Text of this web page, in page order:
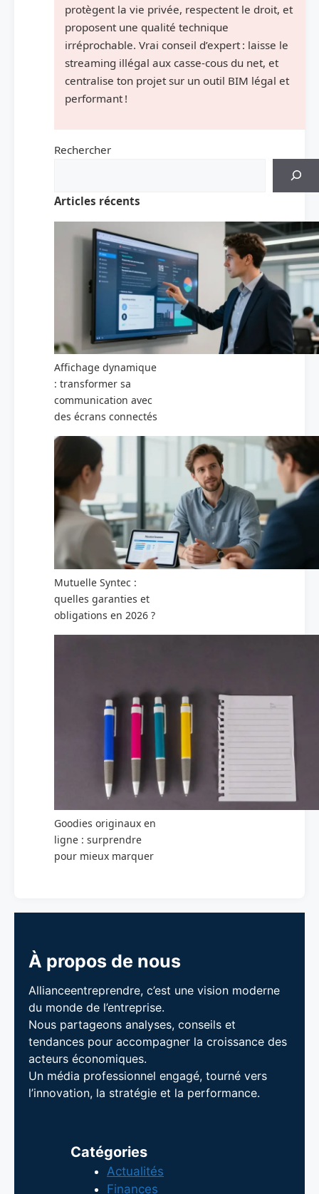
protègent la vie privée, respectent le droit, et
proposent une qualité technique
irréprochable. Vrai conseil d’expert : laisse le
streaming illégal aux casse-cous du net, et
centralise ton projet sur un outil BIM légal et
performant !
Rechercher
Articles récents
Affichage dynamique
: transformer sa
communication avec
des écrans connectés
Mutuelle Syntec :
quelles garanties et
obligations en 2026 ?
Goodies originaux en
ligne : surprendre
pour mieux marquer
À propos de nous
Allianceentreprendre, c’est une vision moderne
du monde de l’entreprise.
Nous partageons analyses, conseils et
tendances pour accompagner la croissance des
acteurs économiques.
Un média professionnel engagé, tourné vers
l’innovation, la stratégie et la performance.
Catégories
Actualités
Finances